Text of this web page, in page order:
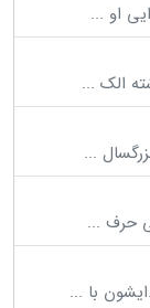
او ...
الک ...
...
حرف ...
با ...